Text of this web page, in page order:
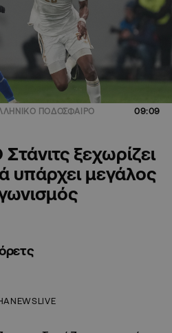
ΠΟΔΟΣΦΑΙΡΟ 09:09
ξεχωρίζει
υπάρχει μεγάλος